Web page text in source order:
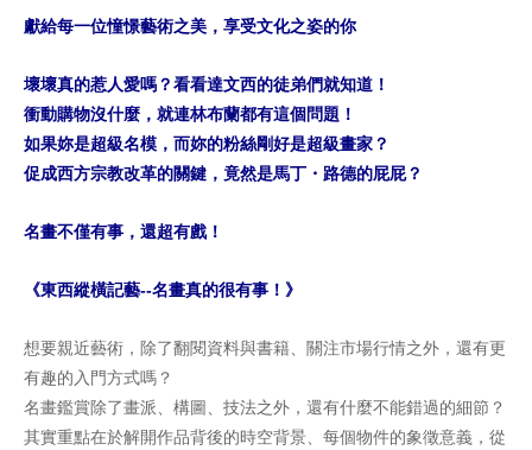
獻給每一位憧憬藝術之美，享受文化之姿的你
壞壞真的惹人愛嗎？看看達文西的徒弟們就知道！
衝動購物沒什麼，就連林布蘭都有這個問題！
如果妳是超級名模，而妳的粉絲剛好是超級畫家？
促成西方宗教改革的關鍵，竟然是馬丁・路德的屁屁？
名畫不僅有事，還超有戲！
《東西縱橫記藝--名畫真的很有事！》
想要親近藝術，除了翻閱資料與書籍、關注市場行情之外，還有更
有趣的入門方式嗎？
名畫鑑賞除了畫派、構圖、技法之外，還有什麼不能錯過的細節？
其實重點在於解開作品背後的時空背景、每個物件的象徵意義，從